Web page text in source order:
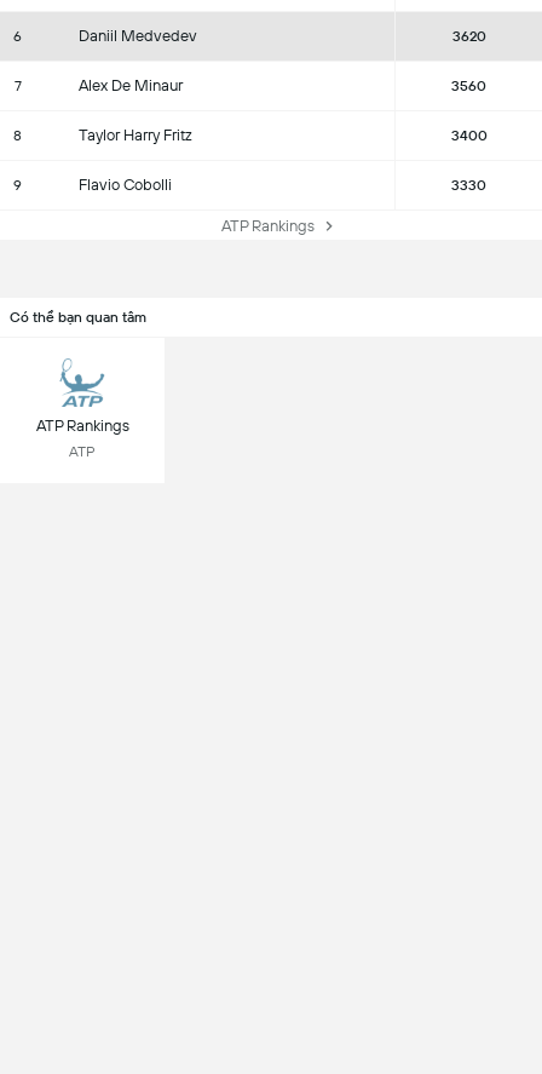
6 Daniil Medvedev 3620
7 Alex De Minaur 3560
8 Taylor Harry Fritz 3400
9 Flavio Cobolli 3330
ATP Rankings
Có thể bạn quan tâm
ATP Rankings
ATP